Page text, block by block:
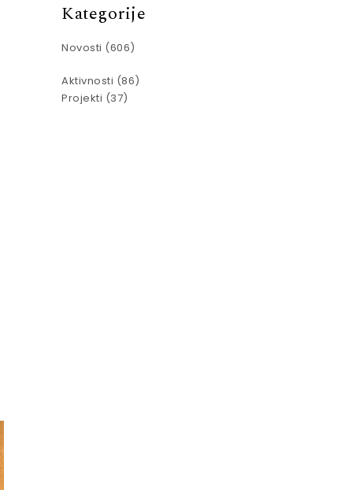
Kategorije
Novosti (606)
Aktivnosti (86)
Projekti (37)